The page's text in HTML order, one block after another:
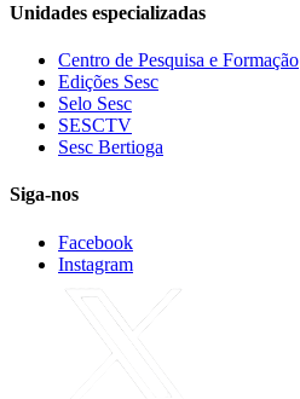
Unidades especializadas
Centro de Pesquisa e Formação
Edições Sesc
Selo Sesc
SESCTV
Sesc Bertioga
Siga-nos
Facebook
Instagram